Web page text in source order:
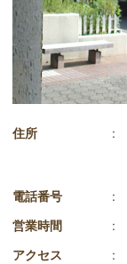
住所 :
電話番号 :
営業時間 :
アクセス :